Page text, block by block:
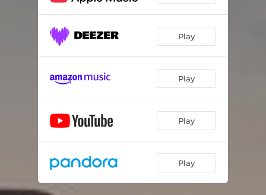
Play
Play
Play
Play